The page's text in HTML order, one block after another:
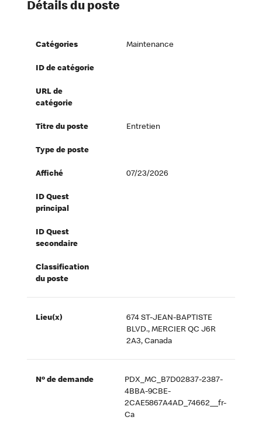
Détails du poste
Catégories Maintenance
ID de catégorie
URL de
catégorie
Titre du poste Entretien
Type de poste
Affiché 07/23/2026
ID Quest
principal
ID Quest
secondaire
Classification
du poste
Lieu(x)
674 ST-JEAN-BAPTISTE
BLVD., MERCIER QC J6R
2A3, Canada
Nº de demande
PDX_MC_B7D02837-2387-
4BBA-9CBE-
2CAE5867A4AD_74662__fr-
Ca